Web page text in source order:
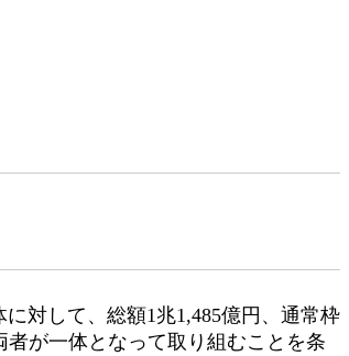
対して、総額1兆1,485億円、通常枠
が一体となって取り組むことを条